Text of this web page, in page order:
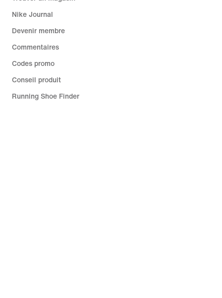
Nike Journal
Devenir membre
Commentaires
Codes promo
Conseil produit
Running Shoe Finder